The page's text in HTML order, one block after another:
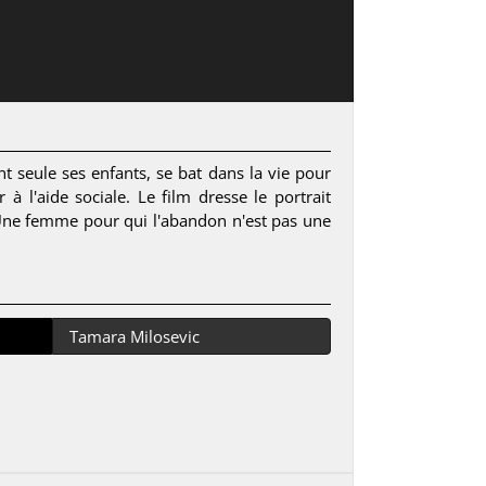
seule ses enfants, se bat dans la vie pour
à l'aide sociale. Le film dresse le portrait
femme pour qui l'abandon n'est pas une
Tamara Milosevic